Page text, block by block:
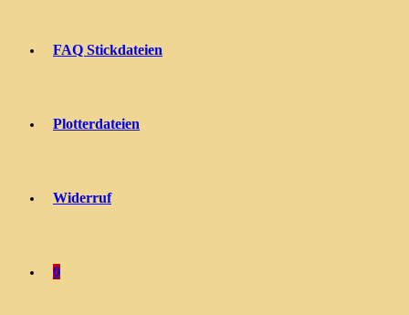
FAQ Stickdateien
Plotterdateien
Widerruf
0